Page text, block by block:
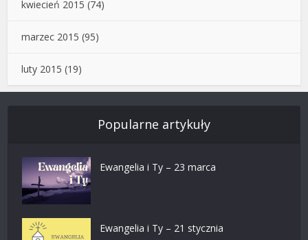
kwiecień 2015 (74)
marzec 2015 (95)
luty 2015 (19)
Popularne artykuły
Ewangelia i Ty – 23 marca
Ewangelia i Ty – 21 stycznia